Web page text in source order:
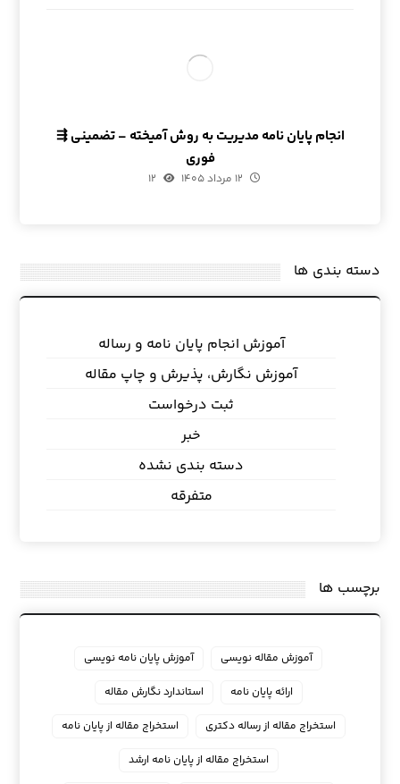
انجام پایان نامه مدیریت به روش آمیخته – تضمینی ⇶
فوری
۱۲ مرداد ۱۴۰۵ ۱۲
دسته بندی ها
آموزش انجام پایان نامه و رساله
آموزش نگارش، پذیرش و چاپ مقاله
ثبت درخواست
خبر
دسته بندی نشده
متفرقه
برچسب ها
آموزش مقاله نویسی
آموزش پایان نامه نویسی
ارائه پایان نامه
استاندارد نگارش مقاله
استخراج مقاله از رساله دکتری
استخراج مقاله از پایان نامه
استخراج مقاله از پایان نامه ارشد